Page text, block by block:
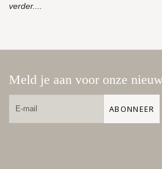
verder....
Meld je aan voor onze
ABONNEER